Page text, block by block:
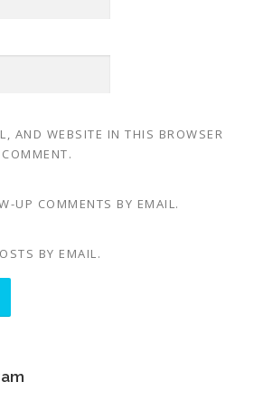
AND WEBSITE IN THIS BROWSER
UP COMMENTS BY EMAIL.
BY EMAIL.